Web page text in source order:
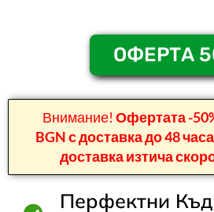
ОФЕРТА
Внимание! Офертата -
BGN с доставка до 48
доставка изтича
Перфектни